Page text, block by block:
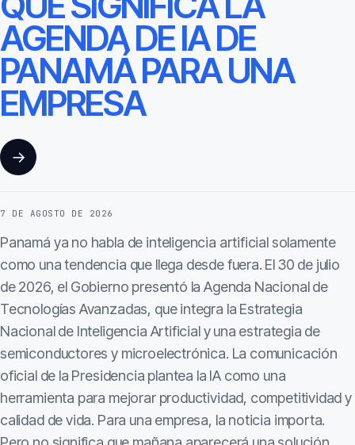
AGENDA DE IA DE
PANAMÁ PARA UNA
EMPRESA
→
7 DE AGOSTO DE 2026
Panamá ya no habla de inteligencia artificial solamente
como una tendencia que llega desde fuera. El 30 de julio
de 2026, el Gobierno presentó la Agenda Nacional de
Tecnologías Avanzadas, que integra la Estrategia
Nacional de Inteligencia Artificial y una estrategia de
semiconductores y microelectrónica. La comunicación
oficial de la Presidencia plantea la IA como una
herramienta para mejorar productividad, competitividad y
calidad de vida. Para una empresa, la noticia importa.